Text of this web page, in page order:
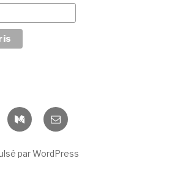
MediumE-
mail
par WordPress